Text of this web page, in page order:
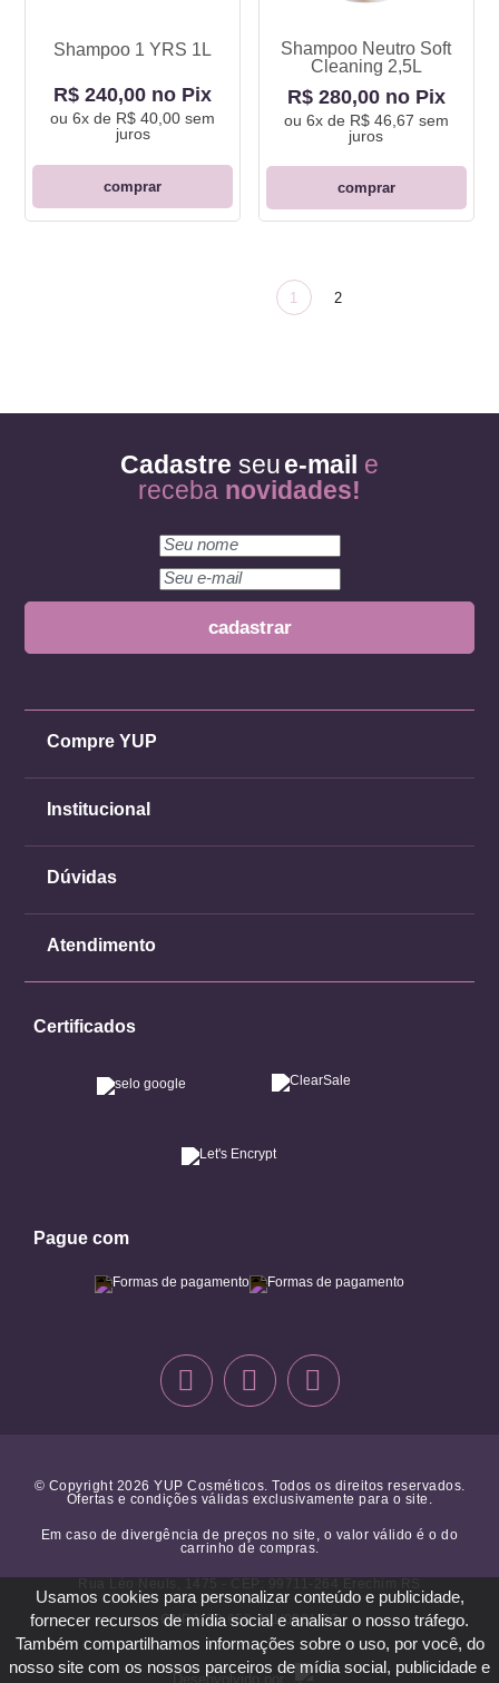
Shampoo 1 YRS 1L
R$ 240,00 no Pix
ou6x de R$ 40,00 sem
juros
comprar
Shampoo Neutro Soft
Cleaning 2,5L
R$ 280,00 no Pix
ou 6x de R$ 46,67 sem
juros
comprar
1 2
Cadastre seue-mail e
receba novidades!
Compre YUP
Institucional
Dúvidas
Atendimento
Certificados
Pague com
© Copyright 2026 YUP Cosméticos. Todos os direitos reservados.
Ofertas e condições válidas exclusivamente para o site.
Em caso de divergência de preços no site, o valor válido é o do
carrinho de compras.
CNPJ: 10.650.211/0001-23
Desenvolvido por
Usamos cookies para personalizar conteúdo e publicidade,
fornecer recursos de mídia social e analisar o nosso tráfego.
Também compartilhamos informações sobre o uso, por você, do
nosso site com os nossos parceiros de mídia social, publicidade e